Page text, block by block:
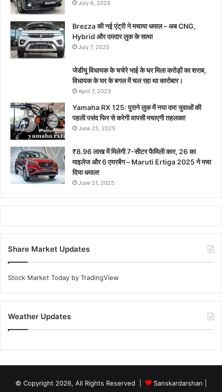
July 6, 2025
Brezza की नई एंट्री ने मचाया धमाल – अब CNG,
Hybrid और दमदार लुक के साथ!
July 7, 2025
जेडीयू विधायक के चचेरे भाई के घर मिला करोड़ों का शराब,
विधायक के घर के बगल में चल रहा था कारोबार।
April 7, 2023
Yamaha RX 125: पुराने लुक में नया दम! युवाओं की
पहली पसंद फिर से करेगी वापसी मचाएगी तहलका!
June 25, 2025
₹8.96 लाख में मिलेगी 7-सीटर फैमिली कार, 26 का
माइलेज और 6 एयरबैग – Maruti Ertiga 2025 ने मचा
दिया धमाल!
June 21, 2025
Share Market Updates
Stock Market Today by TradingView
Weather Updates
© Copyright 2026, All Rights Reserved | Sanskardarshan